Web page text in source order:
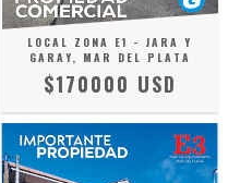
LOCAL ZONA E1 - JARA Y
GARAY, MAR DEL PLATA
$170000 USD